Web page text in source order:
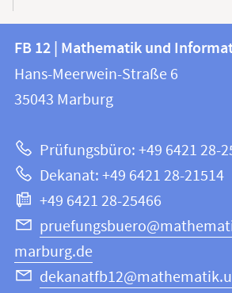
Kontakt
und
Informationen
Website
FB
12
|
und
Informatik
FB 12 | Mathematik und
Hans-Meerwein-Straße 6
35043 Marburg
Prüfungsbüro: +49 6421 28-
Dekanat: +49 6421 28-21514
+49 6421 28-25466
marburg.de